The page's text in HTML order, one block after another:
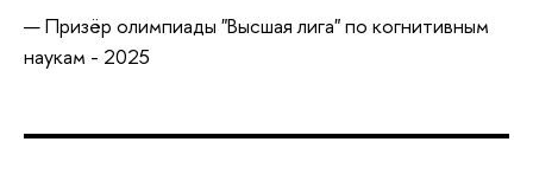
Призёр олимпиады "Высшая лига" по когнитивным
наукам - 2025